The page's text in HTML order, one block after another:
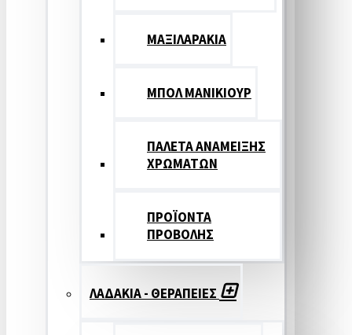
ΜΑΞΙΛΑΡΑΚΙΑ
ΜΠΟΛ ΜΑΝΙΚΙΟΥΡ
ΠΑΛΕΤΑ ΑΝΑΜΕΙΞΗΣ
ΧΡΩΜΑΤΩΝ
ΠΡΟΪΟΝΤΑ
ΠΡΟΒΟΛΗΣ
ΛΑΔΑΚΙΑ - ΘΕΡΑΠΕΙΕΣ